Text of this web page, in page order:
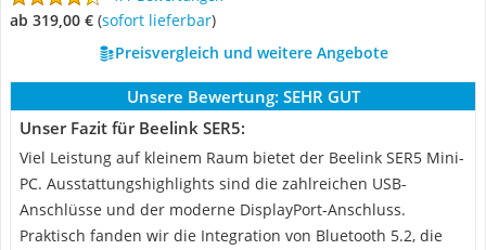
ab 319,00 € ( Sofort lieferbar)
Preisvergleich und weitere Angebote
Unsere Bewertung: SEHR GUT
Unser Fazit für Beelink SER5:
Viel Leistung auf kleinem Raum bietet der Beelink SER5 Mini-
PC. Ausstattungshighlights sind die zahlreichen USB-
Anschlüsse und der moderne DisplayPort-Anschluss.
Praktisch fanden wir die Integration von Bluetooth 5.2, die